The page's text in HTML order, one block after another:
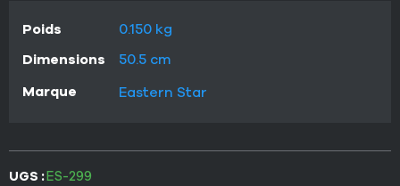
Poids
0.150 kg
Dimensions
50.5 cm
Marque
Eastern Star
UGS :ES-299